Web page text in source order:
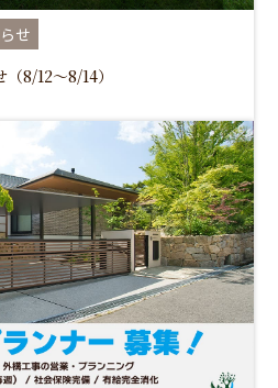
せ
8/12～8/14）